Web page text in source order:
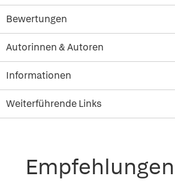
Bewertungen
Autorinnen & Autoren
Informationen
Weiterführende Links